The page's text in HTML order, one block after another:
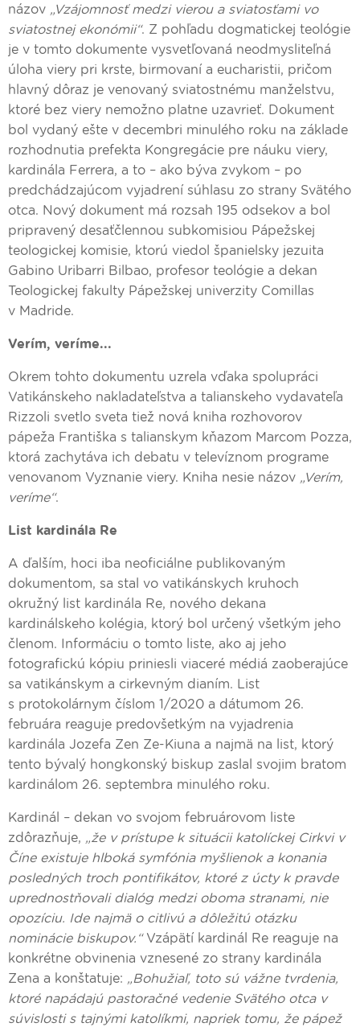
názov „Vzájomnosť medzi vierou a sviatosťami vo
sviatostnej ekonómii“. Z pohľadu dogmatickej teológie
je v tomto dokumente vysvetľovaná neodmysliteľná
úloha viery pri krste, birmovaní a eucharistii, pričom
hlavný dôraz je venovaný sviatostnému manželstvu,
ktoré bez viery nemožno platne uzavrieť. Dokument
bol vydaný ešte v decembri minulého roku na základe
rozhodnutia prefekta Kongregácie pre náuku viery,
kardinála Ferrera, a to – ako býva zvykom – po
predchádzajúcom vyjadrení súhlasu zo strany Svätého
otca. Nový dokument má rozsah 195 odsekov a bol
pripravený desaťčlennou subkomisiou Pápežskej
teologickej komisie, ktorú viedol španielsky jezuita
Gabino Uribarri Bilbao, profesor teológie a dekan
Teologickej fakulty Pápežskej univerzity Comillas
v Madride.
Verím, veríme...
Okrem tohto dokumentu uzrela vďaka spolupráci
Vatikánskeho nakladateľstva a talianskeho vydavateľa
Rizzoli svetlo sveta tiež nová kniha rozhovorov
pápeža Františka s talianskym kňazom Marcom Pozza,
ktorá zachytáva ich debatu v televíznom programe
venovanom Vyznanie viery. Kniha nesie názov „Verím,
veríme“.
List kardinála Re
A ďalším, hoci iba neoficiálne publikovaným
dokumentom, sa stal vo vatikánskych kruhoch
okružný list kardinála Re, nového dekana
kardinálskeho kolégia, ktorý bol určený všetkým jeho
členom. Informáciu o tomto liste, ako aj jeho
fotografickú kópiu priniesli viaceré médiá zaoberajúce
sa vatikánskym a cirkevným dianím. List
s protokolárnym číslom 1/2020 a dátumom 26.
februára reaguje predovšetkým na vyjadrenia
kardinála Jozefa Zen Ze-Kiuna a najmä na list, ktorý
tento bývalý hongkonský biskup zaslal svojim bratom
kardinálom 26. septembra minulého roku.
Kardinál – dekan vo svojom februárovom liste
zdôrazňuje, „že v prístupe k situácii katolíckej Cirkvi v
Číne existuje hlboká symfónia myšlienok a konania
posledných troch pontifikátov, ktoré z úcty k pravde
uprednostňovali dialóg medzi oboma stranami, nie
opozíciu. Ide najmä o citlivú a dôležitú otázku
nominácie biskupov.“Vzápätí kardinál Re reaguje na
konkrétne obvinenia vznesené zo strany kardinála
Zena a konštatuje: „Bohužiaľ, toto sú vážne tvrdenia,
ktoré napádajú pastoračné vedenie Svätého otca v
súvislosti s tajnými katolíkmi, napriek tomu, že pápež